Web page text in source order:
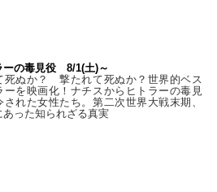
ーの毒見役 8/1(土)～
死ぬか？ 撃たれて死ぬか？世界的ベス
ーを映画化！ナチスからヒトラーの毒見
された女性たち。第二次世界大戦末期、
あった知られざる真実